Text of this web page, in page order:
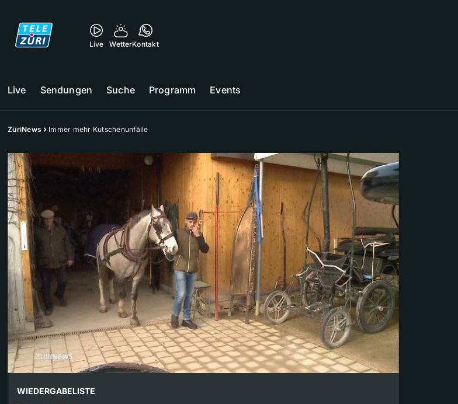
Live WetterKontakt
Live Sendungen Suche Programm Events
ZüriNews Immer mehr Kutschenunfälle
WIEDERGABELISTE